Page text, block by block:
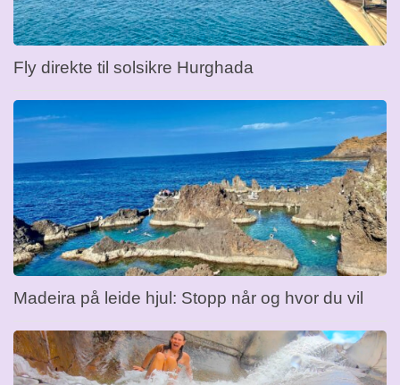
Fly direkte til solsikre Hurghada
Madeira på leide hjul: Stopp når og hvor du vil